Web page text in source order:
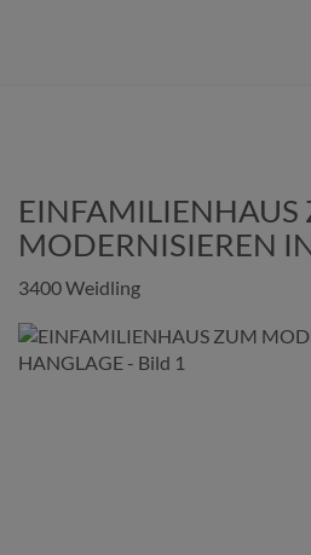
EINFAMILIENHAUS
MODERNISIEREN
3400 Weidling